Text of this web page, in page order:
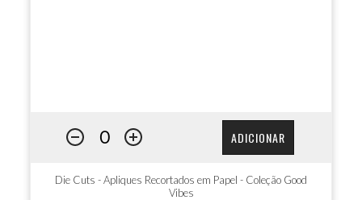
ADICIONAR
Die Cuts - Apliques Recortados em Papel - Coleção Good
Vibes